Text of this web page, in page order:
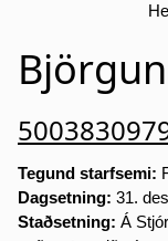
Tegund starfsemi:
Dagsetning: 31.
Staðsetning: Á